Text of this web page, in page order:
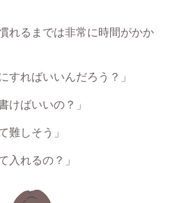
れるまでは非常に時間がかか
すればいいんだろう？」
けばいいの？」
難しそう」
入れるの？」